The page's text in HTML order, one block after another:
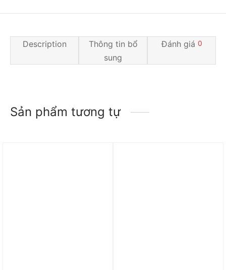
Description
Thông tin bổ
sung
Đánh giá 0
Sản phẩm tương tự